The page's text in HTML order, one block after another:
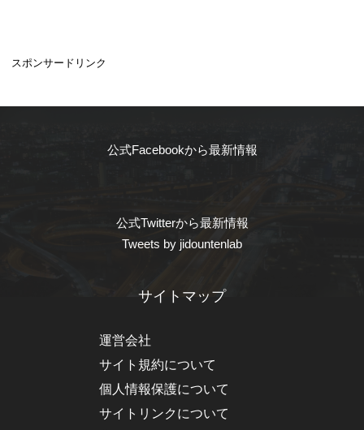
スポンサードリンク
公式Facebookから最新情報
公式Twitterから最新情報
Tweets by jidountenlab
サイトマップ
運営会社
サイト規約について
個人情報保護について
サイトリンクについて